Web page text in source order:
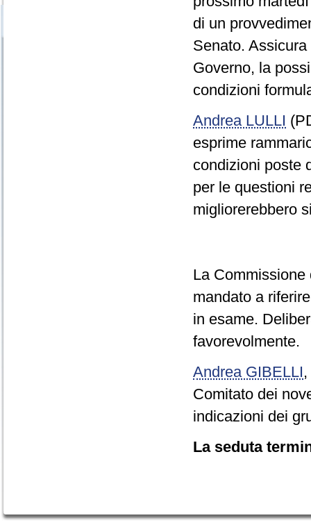
di un
Senato.
Governo, la
condizioni
Andrea LULLI
esprime
condizioni poste
per le questioni
migliorerebbero
La
mandato a
in esame.
favorevolmente.
Andrea GIBELLI,
Comitato dei
indicazioni dei
La seduta